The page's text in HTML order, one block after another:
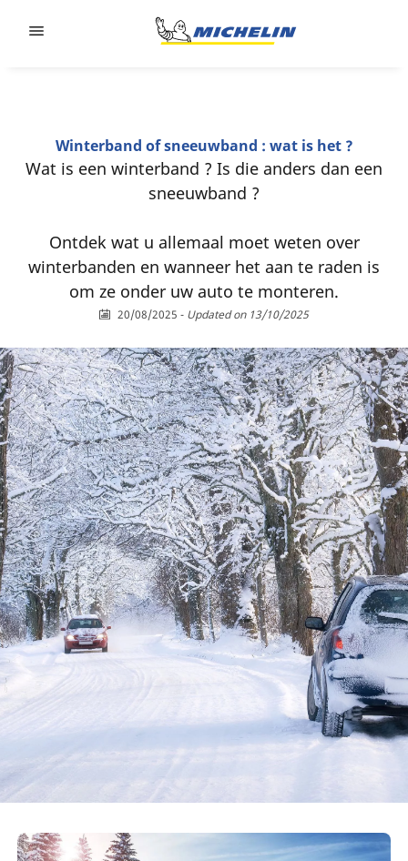
Winterband of sneeuwband : wat is het ?
Wat is een winterband ? Is die anders dan een
sneeuwband ?
Ontdek wat u allemaal moet weten over
winterbanden en wanneer het aan te raden is
om ze onder uw auto te monteren.
20/08/2025 - Updated on 13/10/2025